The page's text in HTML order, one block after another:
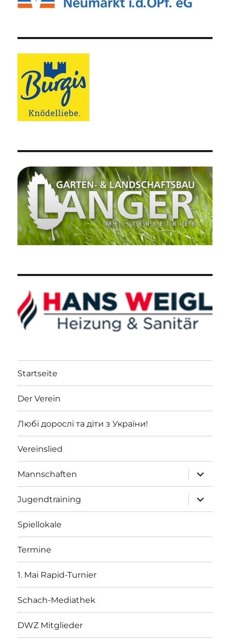
Startseite
Der Verein
Любі дорослі та діти з України!
Vereinslied
Mannschaften
öffnen
Jugendtraining
öffnen
Spiellokale
Termine
1. Mai Rapid-Turnier
Schach-Mediathek
DWZ Mitglieder